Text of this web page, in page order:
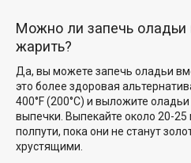
Можно ли запечь оладьи
жарить?
Да, вы можете запечь оладьи
это более здоровая
400°F (200°C) и выложите оладьи
выпечки . Выпекайте около 20-
полпути, пока они не станут
хрустящими.